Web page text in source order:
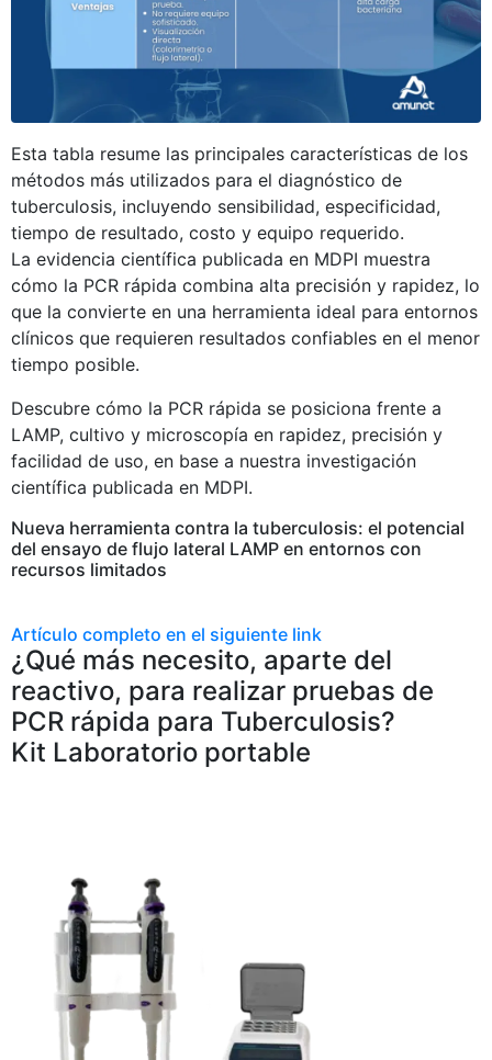
Esta tabla resume las principales características de los
métodos más utilizados para el diagnóstico de
tuberculosis, incluyendo sensibilidad, especificidad,
tiempo de resultado, costo y equipo requerido.
La evidencia científica publicada en MDPI muestra
cómo la PCR rápida combina alta precisión y rapidez, lo
que la convierte en una herramienta ideal para entornos
clínicos que requieren resultados confiables en el menor
tiempo posible.
Descubre cómo la PCR rápida se posiciona frente a
LAMP, cultivo y microscopía en rapidez, precisión y
facilidad de uso, en base a nuestra investigación
científica publicada en MDPI.
Nueva herramienta contra la tuberculosis: el potencial
del ensayo de flujo lateral LAMP en entornos con
recursos limitados
Artículo completo en el siguiente link
¿Qué más necesito, aparte del
reactivo, para realizar pruebas de
PCR rápida para Tuberculosis?
Kit Laboratorio portable